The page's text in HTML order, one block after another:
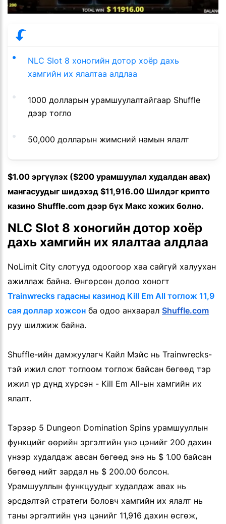
NLC Slot 8 хоногийн дотор хоёр дахь
хамгийн их ялалтаа алдлаа
1000 долларын урамшуулалтайгаар Shuffle
дээр тогло
50,000 долларын жимсний намын ялалт
$1.00 эргүүлэх ($200 урамшуулал худалдан авах)
мангасуудыг шидэхэд $11,916.00 Шилдэг крипто
казино Shuffle.com дээр бүх Макс хожих болно.
NLC Slot 8 хоногийн дотор хоёр
дахь хамгийн их ялалтаа алдлаа
NoLimit City слотууд одоогоор хаа сайгүй халуухан
ажиллаж байна. Өнгөрсөн долоо хоногт
Trainwrecks гадасны казинод Kill Em All тоглож 11,9
сая доллар хожсон ба одоо анхаарал Shuffle.com
руу шилжиж байна.
Shuffle-ийн дамжуулагч Кайл Мэйс нь Trainwrecks-
тэй ижил слот тоглоом тоглож байсан бөгөөд тэр
ижил үр дүнд хүрсэн - Kill Em All-ын хамгийн их
ялалт.
Тэрээр 5 Dungeon Domination Spins урамшууллын
функцийг өөрийн эргэлтийн үнэ цэнийг 200 дахин
үнээр худалдаж авсан бөгөөд энэ нь $ 1.00 байсан
бөгөөд нийт зардал нь $ 200.00 болсон.
Урамшууллын функцуудыг худалдаж авах нь
эрсдэлтэй стратеги боловч хамгийн их ялалт нь
таны эргэлтийн үнэ цэнийг 11,916 дахин өсгөж,